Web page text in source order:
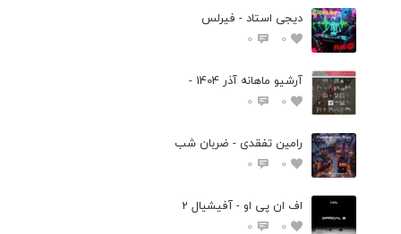
دیجی استاد - فیرلس
0
0
آرشیو ماهانه آذر 1404 -
0
0
رامین تفقدی - ضربان شب
0
0
اف ان پی او - آفیشیال 2
0
0